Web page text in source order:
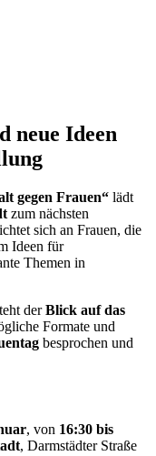
neue Ideen
gegen Frauen“ lädt
zum nächsten
sich an Frauen, die
Ideen für
Themen in
derBlick auf das
Formate und
besprochen und
, von 16:30 bis
, Darmstädter Straße